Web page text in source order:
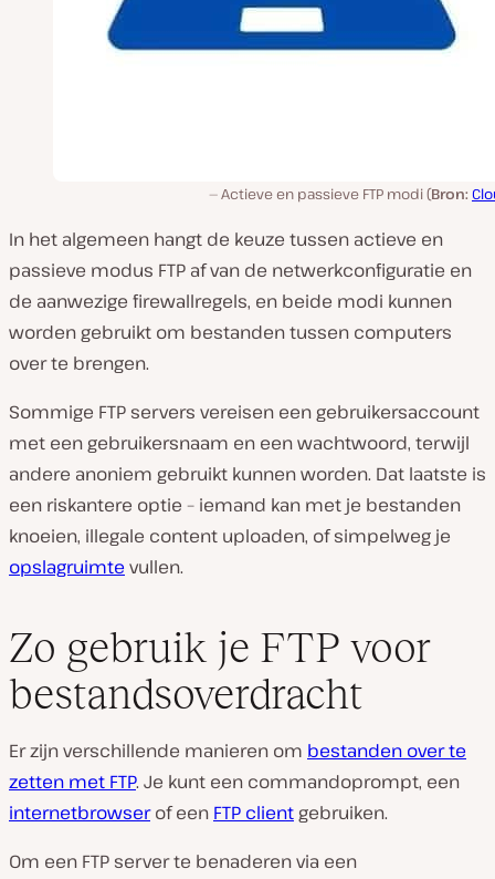
Actieve en passieve FTP modi (Bron:
In het algemeen hangt de keuze tussen actieve en
passieve modus FTP af van de netwerkconfiguratie en
de aanwezige firewallregels, en beide modi kunnen
worden gebruikt om bestanden tussen computers
over te brengen.
Sommige FTP servers vereisen een gebruikersaccount
met een gebruikersnaam en een wachtwoord, terwijl
andere anoniem gebruikt kunnen worden. Dat laatste is
een riskantere optie – iemand kan met je bestanden
knoeien, illegale content uploaden, of simpelweg je
opslagruimte vullen.
Zo gebruik je FTP voor
bestandsoverdracht
Er zijn verschillende manieren om bestanden over te
zetten met FTP. Je kunt een commandoprompt, een
internetbrowserof een FTP client gebruiken.
Om een FTP server te benaderen via een